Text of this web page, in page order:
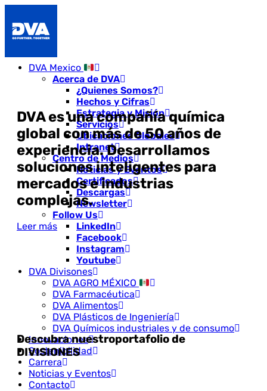
DVA Mexico
Acerca de DVA
¿Quienes Somos?
Hechos y Cifras
Estrategia y Misión
Servicios
Ubicaciones Globales
Intranet
Centro de Medios
Noticias y Eventos
Certificados
Descargas
Newsletter
Follow Us
LinkedIn
Facebook
Instagram
Youtube
DVA Divisones
DVA AGRO MÉXICO
DVA Farmacéutica
DVA Alimentos
DVA Plásticos de Ingeniería
DVA Químicos industriales y de consumo
Innovaciones
Sostenibilidad
Carrera
Noticias y Eventos
Contacto
DVA es una compañía química
global con más de 50 años de
experiencia. Desarrollamos
soluciones inteligentes para
mercados e industrias
complejas.
Leer más
Descubra nuestroportafolio de
DIVISIONES